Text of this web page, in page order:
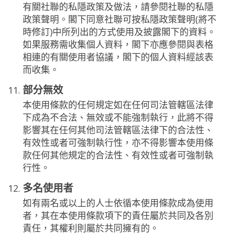
有關社聯的私隱政策及做法，請參閱社聯的私隱
政策聲明。閣下同意社聯可按私隱政策聲明(將不
時修訂)中所列出的方式使用及披露閣下的資料。
如果服務需收集個人資料，閣下亦應參閱與表格
相連的有關使用者協議，閣下的個人資料經該表
而收集。
部分無效
本使用條款的任何規定如在任何司法管轄區法律
下成為不合法、無效或不能強制執行，此將不得
影響其在任何其他司法管轄區法律下的合法性、
有效性或者可強制執行性，亦不得影響本使用條
款任何其他規定的合法性、有效性或者可強制執
行性。
多名使用者
如有兩名或以上的人士依循本使用條款成為使用
者，其在本使用條款項下的責任屬於共同及各別
責任，其權利則屬於共同擁有的。